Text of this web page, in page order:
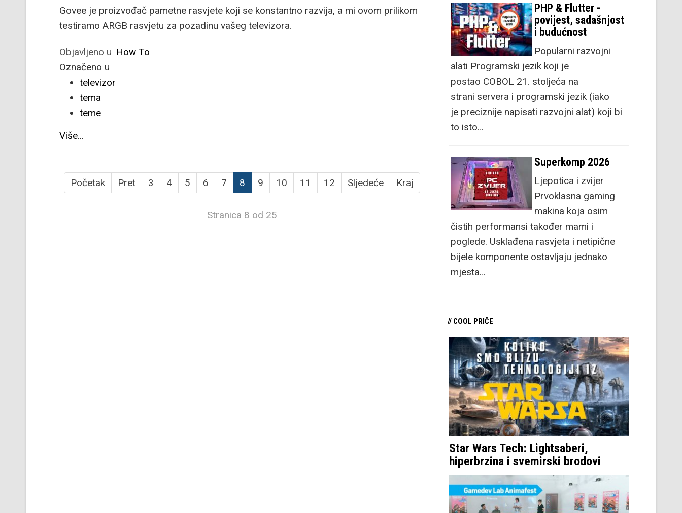
Govee je proizvođač pametne rasvjete koji se konstantno razvija, a mi ovom prilikom
testiramo ARGB rasvjetu za pozadinu vašeg televizora.
Objavljeno u How To
Označeno u
televizor
tema
teme
Više...
Početak Pret 3 4 5 6 7 8 9 10 11 12 Sljedeće Kraj
Stranica 8 od 25
PHP & Flutter -
povijest, sadašnjost
i budućnost
Popularni razvojni
alati Programski jezik koji je
postao COBOL 21. stoljeća na
strani servera i programski jezik (iako
je preciznije napisati razvojni alat) koji bi
to isto…
Superkomp 2026
Ljepotica i zvijer
Prvoklasna gaming
makina koja osim
čistih performansi također mami i
poglede. Usklađena rasvjeta i netipične
bijele komponente ostavljaju jednako
mjesta…
// COOL PRIČE
Star Wars Tech: Lightsaberi,
hiperbrzina i svemirski brodovi